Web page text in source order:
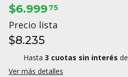
$6.99975
Precio lista
$8.235
Hasta 3 cuotas sin interés de
Ver más detalles